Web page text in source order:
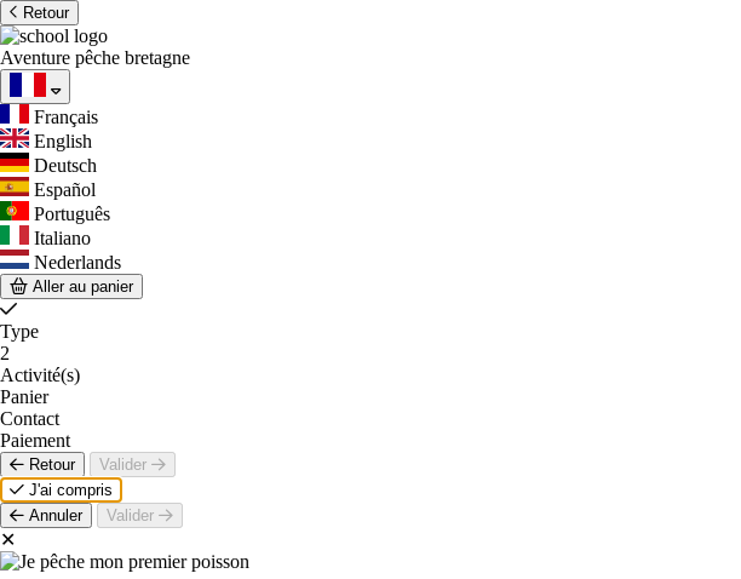
Retour
Aventure pêche bretagne
Français
English
Deutsch
Español
Português
Italiano
Nederlands
Aller au panier
Type
2
Activité(s)
Panier
Contact
Paiement
Retour
Valider
J'ai compris
Annuler
Valider
✕